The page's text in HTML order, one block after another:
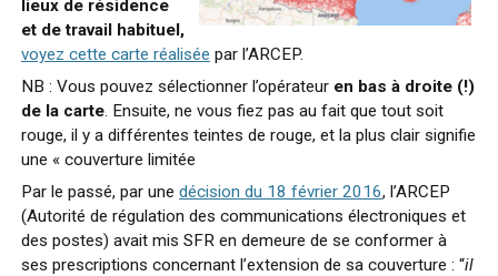
lieux de résidence
et de travail habituel,
voyez cette carte réalisée par l’ARCEP.
NB : Vous pouvez sélectionner l’opérateur en bas à droite (!)
de la carte. Ensuite, ne vous fiez pas au fait que tout soit
rouge, il y a différentes teintes de rouge, et la plus clair signifie
une « couverture limitée
Par le passé, par une décision du 18 février 2016, l’ARCEP
(Autorité de régulation des communications électroniques et
des postes) avait mis SFR en demeure de se conformer à
ses prescriptions concernant l’extension de sa couverture : “il